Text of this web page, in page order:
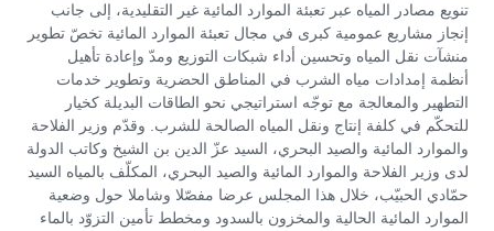
تنويع مصادر المياه عبر تعبئة الموارد المائية غير التقليدية، إلى جانب
إنجاز مشاريع عمومية كبرى في مجال تعبئة الموارد المائية تخصّ تطوير
منشآت نقل المياه وتحسين أداء شبكات التوزيع ومدّ وإعادة تأهيل
أنظمة إمدادات مياه الشرب في المناطق الحضرية وتطوير خدمات
التطهير والمعالجة مع توجّه استراتيجي نحو الطاقات البديلة كخيار
للتحكّم في كلفة إنتاج ونقل المياه الصالحة للشرب. وقدّم وزير الفلاحة
والموارد المائية والصيد البحري، السيد عزّ الدين بن الشيخ وكاتب الدولة
لدى وزير الفلاحة والموارد المائية والصيد البحري، المكلّف بالمياه السيد
حمّادي الحبيّب، خلال هذا المجلس عرضا مفصّلا وشاملا حول وضعية
الموارد المائية الحالية والمخزون بالسدود ومخطط تأمين التزوّد بالماء